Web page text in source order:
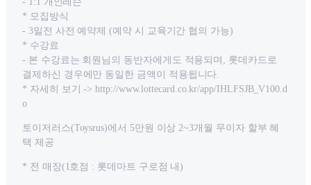
* 모집방식
- 3일전 사전 예약제 (예약 시 교육기간 협의 가능)
* 수강료
- 본 수강료는 회원님의 동반자에게도 적용되며, 롯데카드로
결제하신 경우에만 동일한 금액이 적용됩니다.
* 자세히 보기 -> http://www.lottecard.co.kr/app/IHLFSJB_V100.d
o
토이저러스(Toysrus)에서 5만원 이상 2~3개월 무이자 할부 혜
택 제공
* 전 매장(1호점 : 롯데마트 구로점 내)